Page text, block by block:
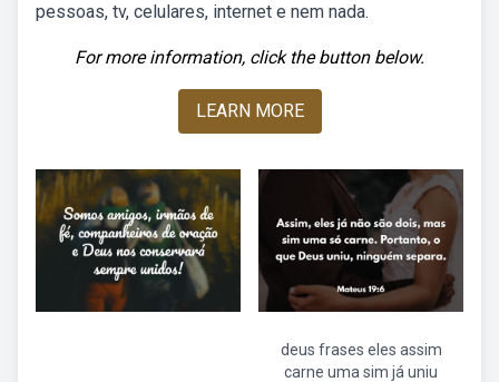
pessoas, tv, celulares, internet e nem nada.
For more information, click the button below.
LEARN MORE
deus frases eles assim
carne uma sim já uniu